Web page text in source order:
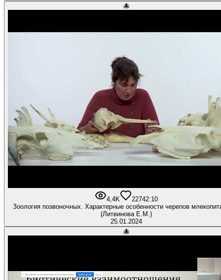
🐙
4,4K 22742:10
Зоология позвоночных. Характерные особенности черепов
(Литвинова Е.М.)
25.01.2024
🐙